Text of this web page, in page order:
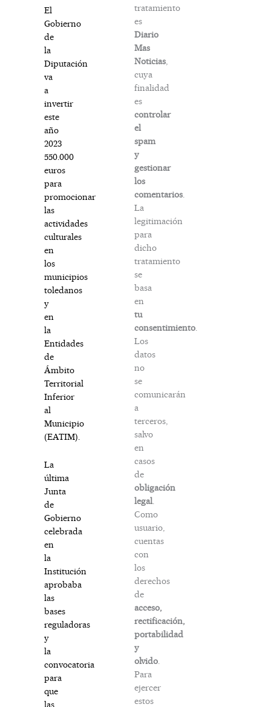
El
Gobierno
de
la
Diputación
va
a
invertir
este
año
2023
550.000
euros
para
promocionar
las
actividades
culturales
en
los
municipios
toledanos
y
en
la
Entidades
de
Ámbito
Territorial
Inferior
al
Municipio
(EATIM).
La
última
Junta
de
Gobierno
celebrada
en
la
Institución
aprobaba
las
bases
reguladoras
y
la
convocatoria
para
que
las
tratamiento
es
Diario
Mas
Noticias,
cuya
finalidad
es
controlar
el
spam
y
gestionar
los
comentarios.
La
legitimación
para
dicho
tratamiento
se
basa
en
tu
consentimiento.
Los
datos
no
se
comunicarán
a
terceros,
salvo
en
casos
de
obligación
legal.
Como
usuario,
cuentas
con
los
derechos
de
acceso,
rectificación,
portabilidad
y
olvido.
Para
ejercer
estos